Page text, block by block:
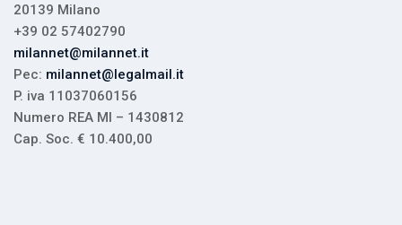
20139 Milano
+39 02 57402790
milannet@milannet.it
Pec: milannet@legalmail.it
P. iva 11037060156
Numero REA MI – 1430812
Cap. Soc. € 10.400,00